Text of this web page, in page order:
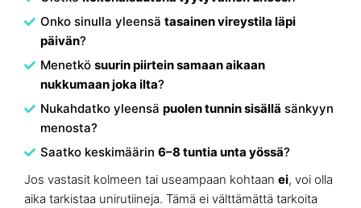
Onko sinulla yleensä tasainen vireystila läpi
päivän?
Menetkö suurin piirtein samaan aikaan
nukkumaan joka ilta?
Nukahdatko yleensä puolen tunnin sisällä sänkyyn
menosta?
Saatko keskimäärin 6–8 tuntia unta yössä?
Jos vastasit kolmeen tai useampaan kohtaan ei, voi olla
aika tarkistaa unirutiineja. Tämä ei välttämättä tarkoita